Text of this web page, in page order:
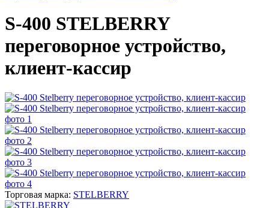
S-400 STELBERRY
переговорное устройство,
клиент-кассир
Торговая марка: STELBERRY